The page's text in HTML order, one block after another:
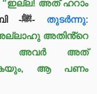
"ഇല്ല! അത് ഹറാം
ശേഷം നബി -ﷺ- തുടർന്നു:
അതിൻ്റെ
അവർ അത്
ആ പണം